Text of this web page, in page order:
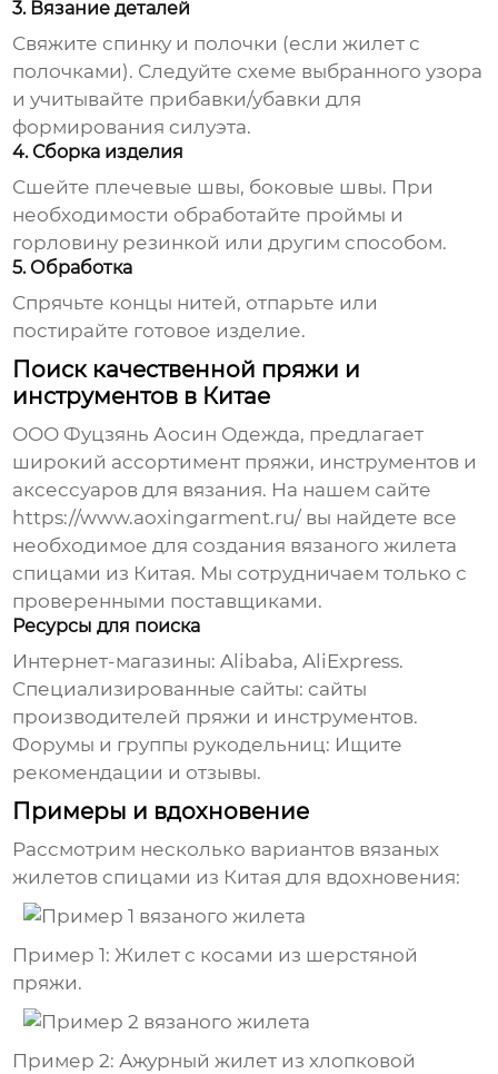
3. Вязание деталей
Свяжите спинку и полочки (если жилет с
полочками). Следуйте схеме выбранного узора
и учитывайте прибавки/убавки для
формирования силуэта.
4. Сборка изделия
Сшейте плечевые швы, боковые швы. При
необходимости обработайте проймы и
горловину резинкой или другим способом.
5. Обработка
Спрячьте концы нитей, отпарьте или
постирайте готовое изделие.
Поиск качественной пряжи и
инструментов в Китае
ООО Фуцзянь Аосин Одежда, предлагает
широкий ассортимент пряжи, инструментов и
аксессуаров для вязания. На нашем сайте
https://www.aoxingarment.ru/ вы найдете все
необходимое для создания вязаного жилета
спицами из Китая. Мы сотрудничаем только с
проверенными поставщиками.
Ресурсы для поиска
Интернет-магазины: Alibaba, AliExpress.
Специализированные сайты: сайты
производителей пряжи и инструментов.
Форумы и группы рукодельниц: Ищите
рекомендации и отзывы.
Примеры и вдохновение
Рассмотрим несколько вариантов вязаных
жилетов спицами из Китая для вдохновения:
Пример 1: Жилет с косами из шерстяной
пряжи.
Пример 2: Ажурный жилет из хлопковой